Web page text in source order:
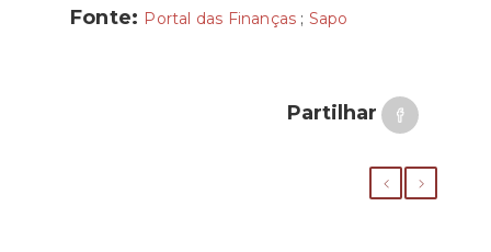
Fonte: Portal das Finanças ; Sapo
Partilhar